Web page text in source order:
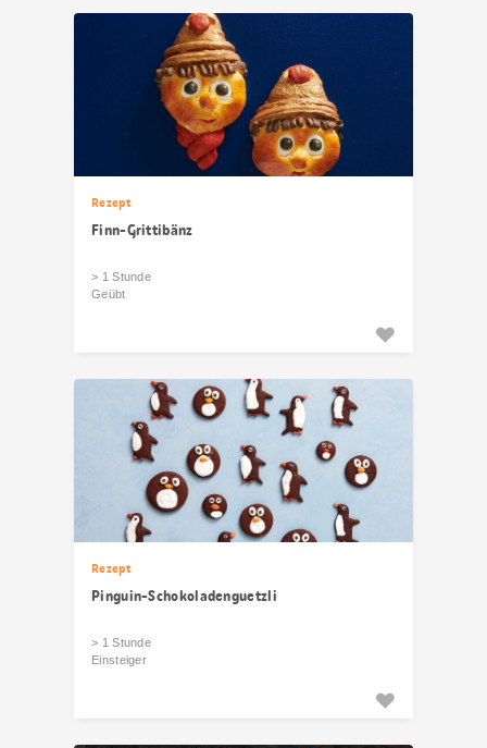
Rezept
Finn-Grittibänz
> 1 Stunde
Geübt
Rezept
Pinguin-Schokoladenguetzli
> 1 Stunde
Einsteiger